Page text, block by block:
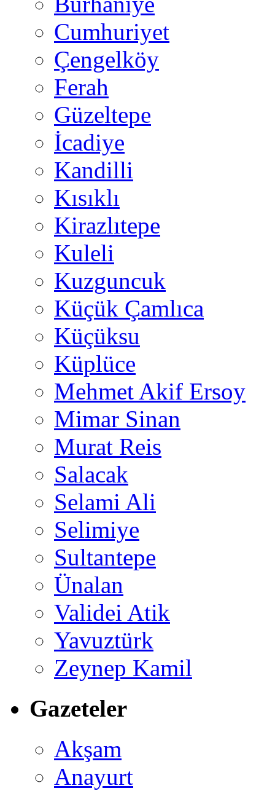
Cumhuriyet
Çengelköy
Ferah
Güzeltepe
İcadiye
Kandilli
Kısıklı
Kirazlıtepe
Kuleli
Kuzguncuk
Küçük Çamlıca
Küçüksu
Küplüce
Mehmet Akif Ersoy
Mimar Sinan
Murat Reis
Salacak
Selami Ali
Selimiye
Sultantepe
Ünalan
Validei Atik
Yavuztürk
Zeynep Kamil
Gazeteler
Akşam
Anayurt